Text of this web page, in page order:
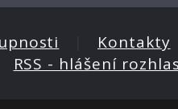
Kontakty
RSS - hlášení